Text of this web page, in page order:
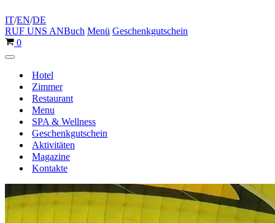
IT/EN/DE
RUF UNS ANBuch Menü Geschenkgutschein
Warenkorb
0
Navigationsmenü
Hotel
Zimmer
Restaurant
Menu
SPA & Wellness
Geschenkgutschein
Aktivitäten
Magazine
Kontakte